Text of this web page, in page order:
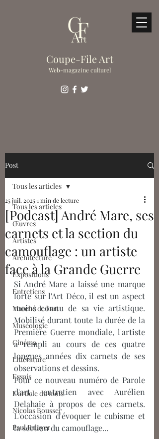
Coupe-File Art
Web-magazine culturel
Post
Tous les articles
Œuvres
Artistes
Architecture
Expositions
Entretiens
Marché de l'art
Muséologie
Cinéma
Littérature
Essais
L'article du mois
Nicolas Bousser
Paul Palayer
Tous les articles
[Podcast] André Mare, ses
carnets et la section du
camouflage : un artiste
face à la Grande Guerre
25 juil. 20251 min de lecture
Si André Mare a laissé une marque
forte sur l'Art Déco, il est un aspect
moins connu de sa vie artistique.
Mobilisé durant toute la durée de la
Première Guerre mondiale, l'artiste
a rempli au cours de ces quatre
longues années dix carnets de ses
observations et dessins.
Pour ce nouveau numéro de Parole
d'art, entretien avec Aurélien
Delahaie à propos de ces carnets.
L'occasion d'évoquer le cubisme et
la section du camouflage...